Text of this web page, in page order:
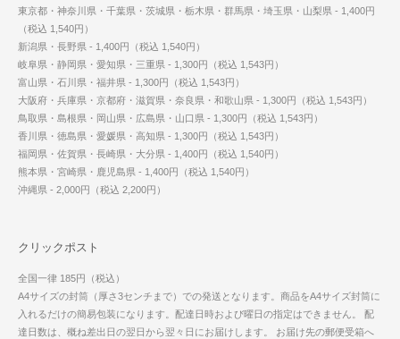
東京都・神奈川県・千葉県・茨城県・栃木県・群馬県・埼玉県・山梨県 - 1,400円
（税込 1,540円）
新潟県・長野県 - 1,400円（税込 1,540円）
岐阜県・静岡県・愛知県・三重県 - 1,300円（税込 1,543円）
富山県・石川県・福井県 - 1,300円（税込 1,543円）
大阪府・兵庫県・京都府・滋賀県・奈良県・和歌山県 - 1,300円（税込 1,543円）
鳥取県・島根県・岡山県・広島県・山口県 - 1,300円（税込 1,543円）
香川県・徳島県・愛媛県・高知県 - 1,300円（税込 1,543円）
福岡県・佐賀県・長崎県・大分県 - 1,400円（税込 1,540円）
熊本県・宮崎県・鹿児島県 - 1,400円（税込 1,540円）
沖縄県 - 2,000円（税込 2,200円）
クリックポスト
全国一律 185円（税込）
A4サイズの封筒（厚さ3センチまで）での発送となります。商品をA4サイズ封筒に
入れるだけの簡易包装になります。配達日時および曜日の指定はできません。 配
達日数は、概ね差出日の翌日から翌々日にお届けします。 お届け先の郵便受箱へ